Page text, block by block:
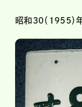
昭和30（1955）